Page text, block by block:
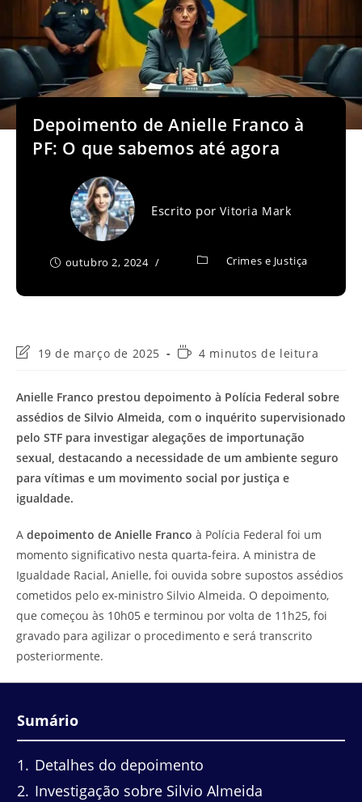
Depoimento de Anielle Franco à
PF: O que sabemos até agora
Escrito porVitoria Mark
outubro 2, 2024 Crimes e Justiça
Última
post:
19 de março de 2025
Tempo4 minutos de leitura
Anielle Franco prestou depoimento à Polícia Federal sobre
assédios de Silvio Almeida, com o inquérito supervisionado
pelo STF para investigar alegações de importunação
sexual, destacando a necessidade de um ambiente seguro
para vítimas e um movimento social por justiça e
igualdade.
A depoimento de Anielle Franco à Polícia Federal foi um
momento significativo nesta quarta-feira. A ministra de
Igualdade Racial, Anielle, foi ouvida sobre supostos assédios
cometidos pelo ex-ministro Silvio Almeida. O depoimento,
que começou às 10h05 e terminou por volta de 11h25, foi
gravado para agilizar o procedimento e será transcrito
posteriormente.
Sumário
1
Detalhes do depoimento
2 Investigação sobre Silvio Almeida